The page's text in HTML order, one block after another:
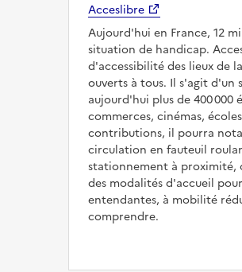
Acceslibre
Aujourd'hui en France, 12
situation de handicap.
d'accessibilité des lieux de
ouverts à tous. Il s'agit
aujourd'hui plus de 400 000
commerces, cinémas,
contributions, il pourra
circulation en fauteuil
stationnement à proximité,
des modalités d'accueil
entendantes, à mobilité
comprendre.